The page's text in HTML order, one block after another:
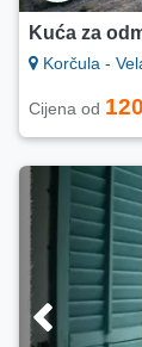
Kuća za
Korčula -
Cijena od